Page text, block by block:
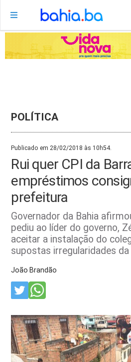
POLÍTICA
Publicado em 28/02/2018 às 10h54.
Rui quer CPI da
empréstimos
prefeitura
Governador da Bahia
pediu ao líder do governo,
aceitar a instalação do
supostas irregularidades
João Brandão